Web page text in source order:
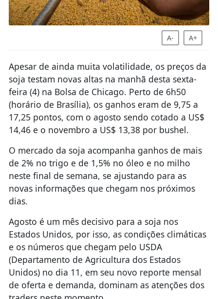
A- A+
Apesar de ainda muita volatilidade, os preços da
soja testam novas altas na manhã desta sexta-
feira (4) na Bolsa de Chicago. Perto de 6h50
(horário de Brasília), os ganhos eram de 9,75 a
17,25 pontos, com o agosto sendo cotado a US$
14,46 e o novembro a US$ 13,38 por bushel.
O mercado da soja acompanha ganhos de mais
de 2% no trigo e de 1,5% no óleo e no milho
neste final de semana, se ajustando para as
novas informações que chegam nos próximos
dias.
Agosto é um mês decisivo para a soja nos
Estados Unidos, por isso, as condições climáticas
e os números que chegam pelo USDA
(Departamento de Agricultura dos Estados
Unidos) no dia 11, em seu novo reporte mensal
de oferta e demanda, dominam as atenções dos
traders neste momento.